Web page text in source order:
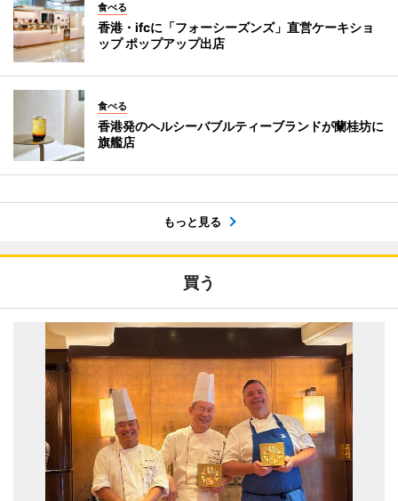
食べる
香港・ifcに「フォーシーズンズ」直営ケーキショ
ップ ポップアップ出店
食べる
香港発のヘルシーバブルティーブランドが蘭桂坊に
旗艦店
もっと見る
買う